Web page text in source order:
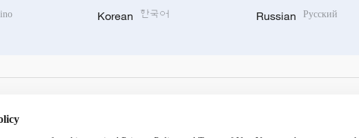
Korean 한국어 Russian Русский